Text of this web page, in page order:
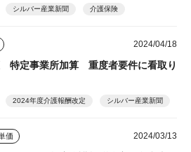
シルバー産業新聞 介護保険
2024/04/18
特定事業所加算 重度者要件に看取り
2024年度介護報酬改定 シルバー産業新聞
価 2024/03/13